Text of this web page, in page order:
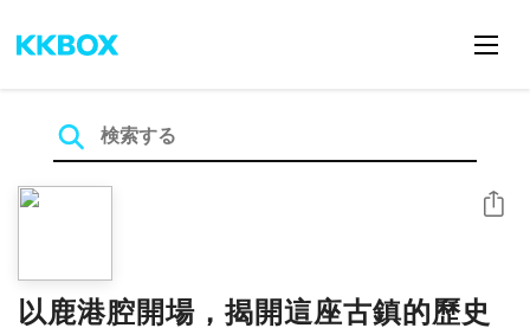
以鹿港腔開場，揭開這座古鎮的歷史
シェア